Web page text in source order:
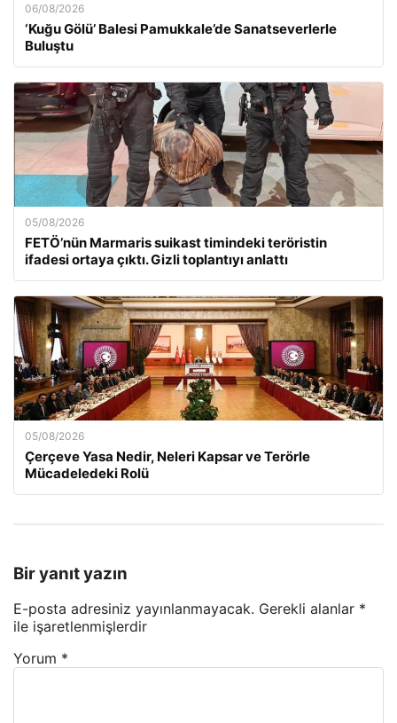
06/08/2026
‘Kuğu Gölü’ Balesi Pamukkale’de Sanatseverlerle
Buluştu
05/08/2026
FETÖ’nün Marmaris suikast timindeki teröristin
ifadesi ortaya çıktı. Gizli toplantıyı anlattı
05/08/2026
Çerçeve Yasa Nedir, Neleri Kapsar ve Terörle
Mücadeledeki Rolü
Bir yanıt yazın
E-posta adresiniz yayınlanmayacak. Gerekli alanlar *
ile işaretlenmişlerdir
Yorum *